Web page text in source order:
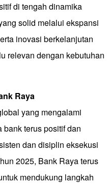
di tengah dinamika
solid melalui ekspansi
inovasi berkelanjutan
relevan dengan kebutuhan
Raya
yang mengalami
terus positif dan
dan disiplin eksekusi
2025, Bank Raya terus
mendukung langkah